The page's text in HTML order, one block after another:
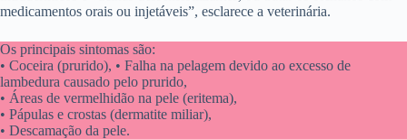
medicamentos orais ou injetáveis”, esclarece a veterinária.
Os principais sintomas são:
• Coceira (prurido), • Falha na pelagem devido ao excesso de
lambedura causado pelo prurido,
• Áreas de vermelhidão na pele (eritema),
• Pápulas e crostas (dermatite miliar),
• Descamação da pele.